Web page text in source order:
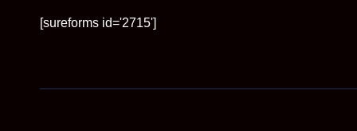
[sureforms id='2715']